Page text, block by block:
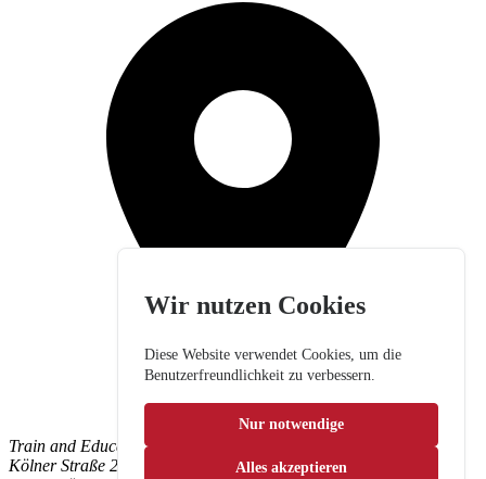
Train and Education GmbH
Kölner Straße 265
Wir nutzen Cookies
Diese Website verwendet Cookies, um die
Benutzerfreundlichkeit zu verbessern.
Nur notwendige
Alles akzeptieren